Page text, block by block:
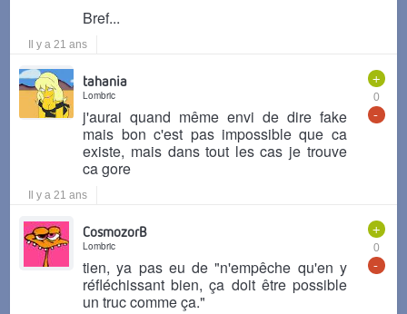
Bref...
Il y a 21 ans
+
0
-
tahania
Lombric
j'aurai quand même envi de dire fake
mais bon c'est pas impossible que ca
existe, mais dans tout les cas je trouve
ca gore
Il y a 21 ans
+
0
-
CosmozorB
Lombric
tien, ya pas eu de "n'empêche qu'en y
réfléchissant bien, ça doit être possible
un truc comme ça."